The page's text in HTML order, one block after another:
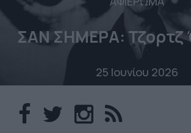
ΣΑΝ ΣΗΜΕΡΑ: Τζορτζ
25 Ιουνίου 2026